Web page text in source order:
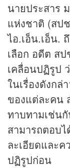
นายประสาร
แห่งชาติ (สป
ไอ.เอ็น.เอ็น.
เลือก อดีต ส
เคลื่อนปฏิรูป
ในเรื่องดังกล่
ของแต่ละคน
ทาบทามเช่น
สามารถตอบ
ละเอียดและ
ปฏิรูปก่อน